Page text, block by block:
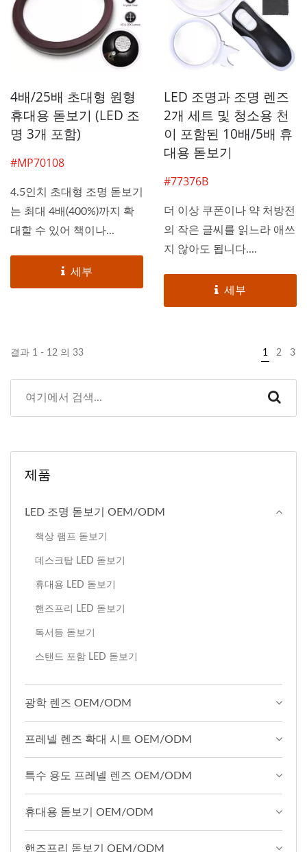
4배/25배 초대형 원형
휴대용 돋보기 (LED 조
명 3개 포함)
#MP70108
4.5인치 초대형 조명 돋보기
는 최대 4배(400%)까지 확
대할 수 있어 책이나...
세부
LED 조명과 조명 렌즈
2개 세트 및 청소용 천
이 포함된 10배/5배 휴
대용 돋보기
#77376B
더 이상 쿠폰이나 약 처방전
의 작은 글씨를 읽느라 애쓰
지 않아도 됩니다....
세부
결과 1 - 12 의 33 1 2 3
제품
LED 조명 돋보기 OEM/ODM
책상 램프 돋보기
데스크탑 LED 돋보기
휴대용 LED 돋보기
핸즈프리 LED 돋보기
독서등 돋보기
스탠드 포함 LED 돋보기
광학 렌즈 OEM/ODM
프레넬 렌즈 확대 시트 OEM/ODM
특수 용도 프레넬 렌즈 OEM/ODM
휴대용 돋보기 OEM/ODM
핸즈프리 돋보기 OEM/ODM